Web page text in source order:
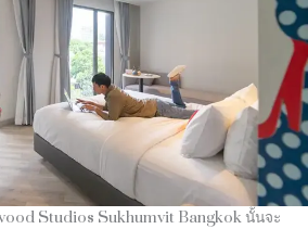
Studios Sukhumvit Bangkok นั้นจะ